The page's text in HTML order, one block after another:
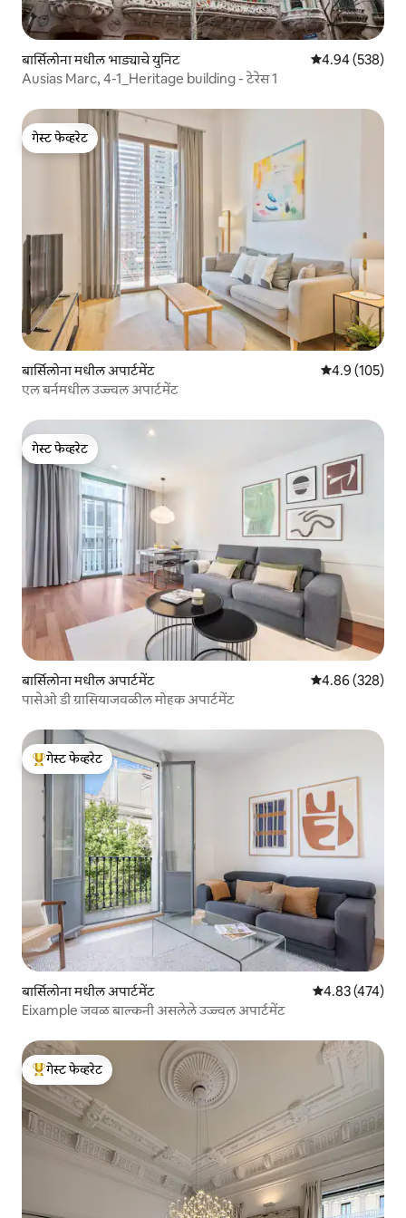
बार्सिलोना मधील भाड्याचे युनिट 5 पैकी 4.94
4.94 (538)
Ausias Marc, 4-1_Heritage building - टेरेस 1
गेस्ट फेव्हरेट
गेस्ट फेव्हरेट
बार्सिलोना मधील अपार्टमेंट 5 पैकी 4.9
4.9 (105)
एल बर्नमधील उज्ज्वल अपार्टमेंट
गेस्ट फेव्हरेट
गेस्ट फेव्हरेट
बार्सिलोना मधील अपार्टमेंट 5 पैकी 4.86
4.86 (328)
पासेओ डी ग्रासियाजवळील मोहक अपार्टमेंट
टॉप गेस्ट फेव्हरेट
गेस्ट फेव्हरेट
बार्सिलोना मधील अपार्टमेंट 5 पैकी 4.83
4.83 (474)
Eixample जवळ बाल्कनी असलेले उज्ज्वल अपार्टमेंट
टॉप गेस्ट फेव्हरेट
गेस्ट फेव्हरेट